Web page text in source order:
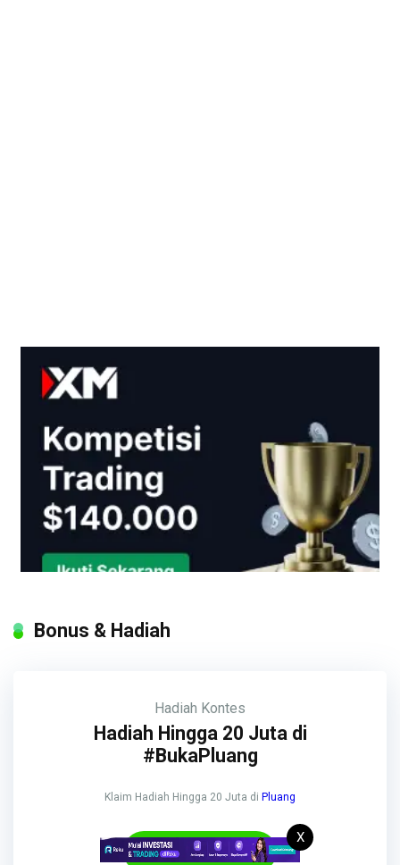
Bonus & Hadiah
Hadiah Kontes
Hadiah Hingga 20 Juta di
#BukaPluang
Klaim Hadiah Hingga 20 Juta di Pluang
Klaim Bonus
X